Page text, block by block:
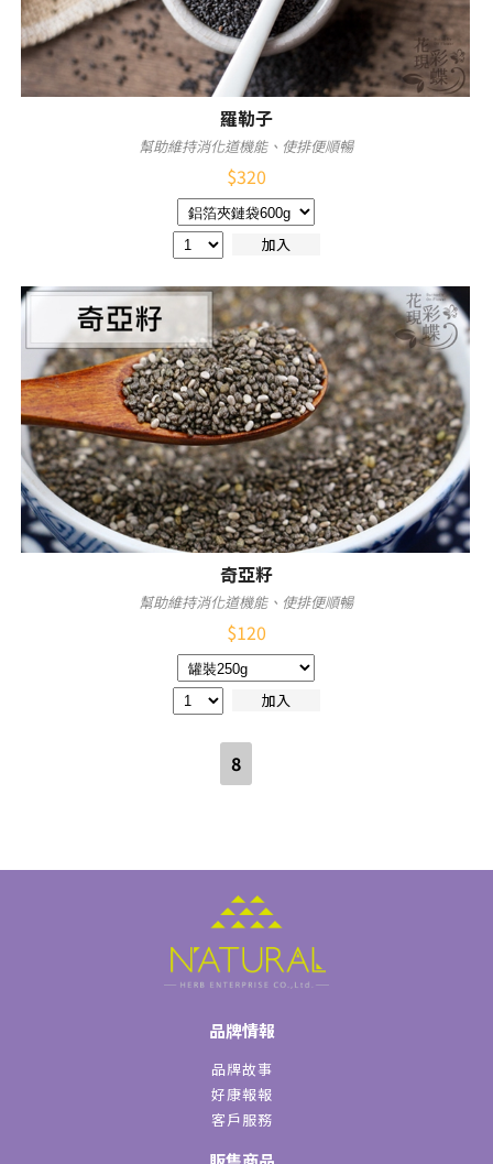
羅勒子
幫助維持消化道機能、使排便順暢
$320
加入
奇亞籽
幫助維持消化道機能、使排便順暢
$120
加入
8
品牌情報
品牌故事
好康報報
客戶服務